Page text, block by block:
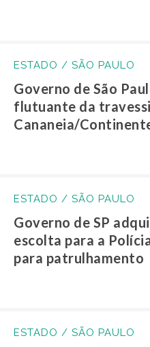
ESTADO / SÃO PAULO
Governo de São
flutuante da
Cananeia/
ESTADO / SÃO PAULO
Governo de SP
escolta para a
para patrulhamento
ESTADO / SÃO PAULO